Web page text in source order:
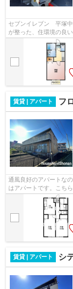
セブンイレブン 平塚中
が整った、住環境の良
発駅近くだと朝の混雑
賃貸 | アパート フ
通風良好のアパートな
はアパートです。こち
す。
賃貸 | アパート シ